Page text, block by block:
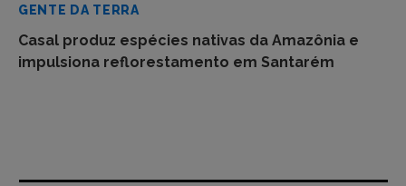
GENTE DA TERRA
Casal produz espécies nativas da Amazônia e
impulsiona reflorestamento em Santarém